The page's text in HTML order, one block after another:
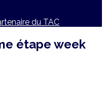
du TAC
étape week